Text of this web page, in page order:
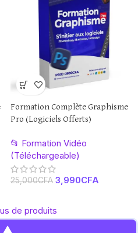
Formation Complète Graphisme
Pro (Logiciels Offerts)
📂 Formation Vidéo
(Téléchargeable)
25,000CFA 3,990CFA
de produits